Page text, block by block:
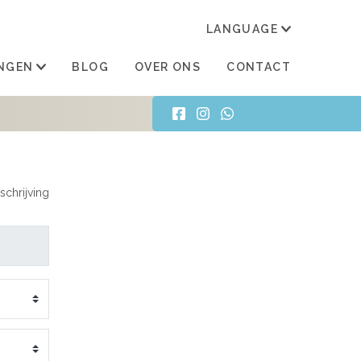
BLOG OVER ONS CONTACT
LANGUAGE